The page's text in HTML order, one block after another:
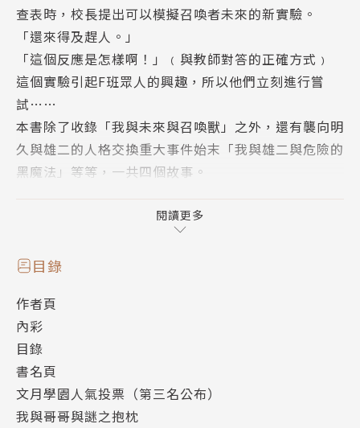
查表時，校長提出可以模擬召喚者未來的新實驗。
「還來得及趕人。」
「這個反應是怎樣啊！」﹙與教師對答的正確方式﹚
這個實驗引起F班眾人的興趣，所以他們立刻進行嘗
試……
本書除了收錄「我與未來與召喚獸」之外，還有襲向明
久與雄二的人格交換重大事件始末「我與雄二與危險的
黑魔法」等等，一共四個故事。
閱讀更多
目錄
作者頁
內彩
目錄
書名頁
文月學園人氣投票（第三名公布）
我與哥哥與謎之抱枕